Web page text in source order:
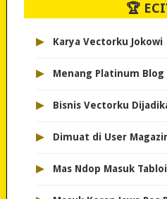
🏆
▸ Karya Vectorku Jokowi
▸ Menang Platinum
▸ Bisnis Vectorku
▸ Dimuat di User
▸ Mas Ndop Masuk